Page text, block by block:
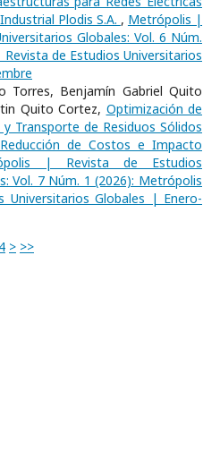
Plodis S.A. , Metrópolis |
Globales: Vol. 6 Núm.
de Estudios Universitarios
Torres, Benjamín Gabriel Quito
Quito Cortez, Optimización de
Transporte de Residuos Sólidos
de Costos e Impacto
| Revista de Estudios
Vol. 7 Núm. 1 (2026): Metrópolis
Universitarios Globales | Enero-
> >>